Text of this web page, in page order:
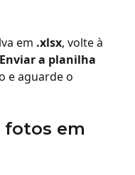
em .xlsx, volte à
Enviar a planilha
e aguarde o
fotos em